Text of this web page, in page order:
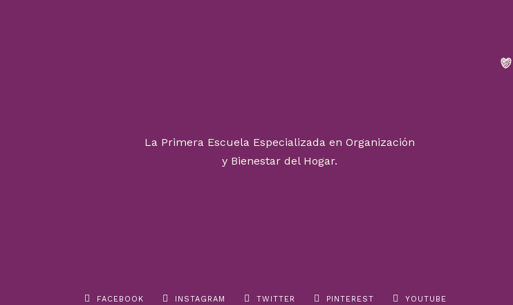
La Primera Escuela Especializada en Organización
y Bienestar del Hogar.
FACEBOOK INSTAGRAM TWITTER PINTEREST YOUTUBE